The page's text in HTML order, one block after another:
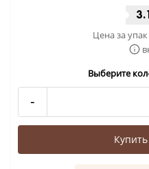
Цена за
Выберите
-
Купить